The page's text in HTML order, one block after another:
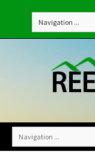
Navigation ...
Navigation ...